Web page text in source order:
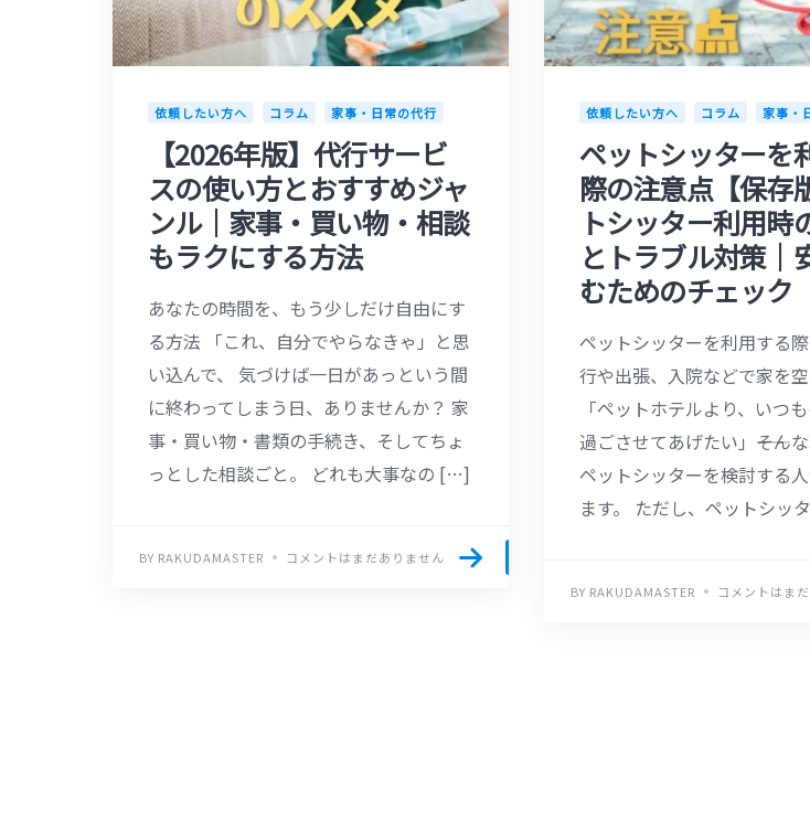
依頼したい方へ コラム 家事・日常の代行
【2026年版】代行サービ
スの使い方とおすすめジャ
ンル｜家事・買い物・相談
もラクにする方法
あなたの時間を、もう少しだけ自由にす
る方法 「これ、自分でやらなきゃ」と思
い込んで、 気づけば一日があっという間
に終わってしまう日、ありませんか？ 家
事・買い物・書類の手続き、そしてちょ
っとした相談ごと。 どれも大事なの […]
BY RAKUDAMASTER コメントはまだありません
依頼したい方へ コラム 家事・
ペットシッターを
際の注意点【保存
トシッター利用時
とトラブル対策｜
むためのチェック
ペットシッターを利用する
行や出張、入院などで家を空
「ペットホテルより、いつ
過ごさせてあげたい」――そん
ペットシッターを検討する
ます。 ただし、ペットシッ
BY RAKUDAMASTER コメントはま